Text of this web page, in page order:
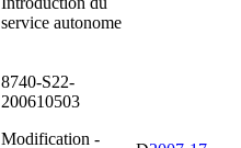
service autonome
8740-S22-
200610503
Modification -